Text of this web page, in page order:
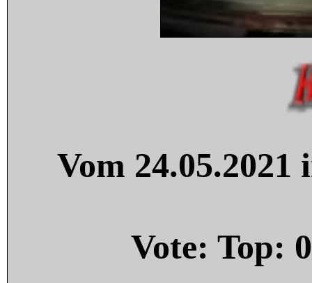
Vom
Vote: Top: 0